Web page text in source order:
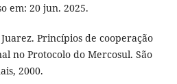
em: 20 jun. 2025.
Juarez. Princípios de cooperação
no Protocolo do Mercosul. São
2000.